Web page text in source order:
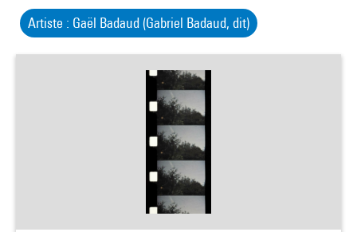
Artiste : Gaël Badaud (Gabriel Badaud, dit)